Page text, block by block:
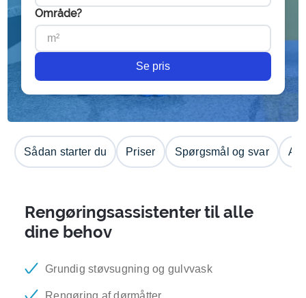
Område?
Se pris
Sådan starter du Priser Spørgsmål og svar
Rengøringsassistenter til alle
dine behov
Grundig støvsugning og gulvvask
Rengøring af dørmåtter